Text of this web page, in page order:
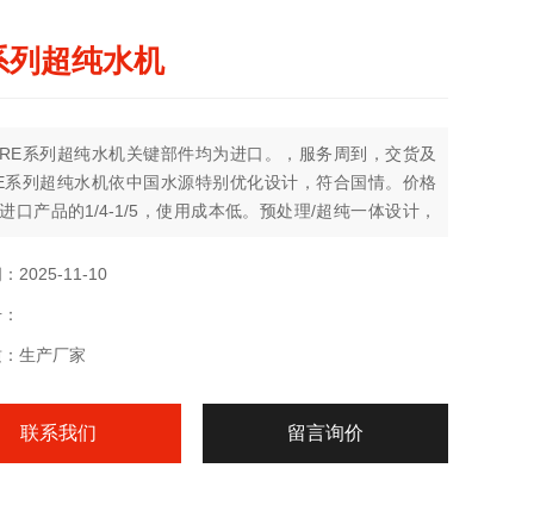
列超纯水机
系列超纯水机关键部件均为进口。，服务周到，交货及
系列超纯水机依中国水源特别优化设计，符合国情。价格
口产品的1/4-1/5，使用成本低。预处理/超纯一体设计，
2025-11-10
生产厂家
联系我们 留言询价